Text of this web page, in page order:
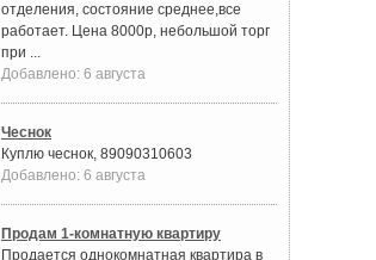
отделения, состояние среднее,все
работает. Цена 8000р, небольшой торг
при ...
Добавлено: 6 августа
Чеснок
Куплю чеснок, 89090310603
Добавлено: 6 августа
Продам 1-комнатную квартиру
Продается однокомнатная квартира в